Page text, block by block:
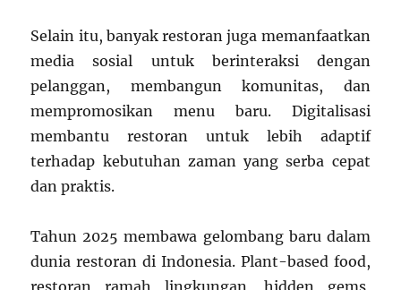
Selain itu, banyak restoran juga memanfaatkan
media sosial untuk berinteraksi dengan
pelanggan, membangun komunitas, dan
mempromosikan menu baru. Digitalisasi
membantu restoran untuk lebih adaptif
terhadap kebutuhan zaman yang serba cepat
dan praktis.
Tahun 2025 membawa gelombang baru dalam
dunia restoran di Indonesia. Plant-based food,
restoran ramah lingkungan, hidden gems,